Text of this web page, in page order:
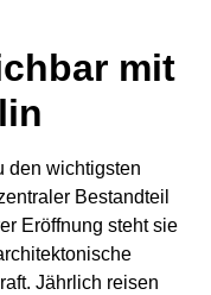
mit
den wichtigsten
Bestandteil
Eröffnung steht sie
Jährlich reisen